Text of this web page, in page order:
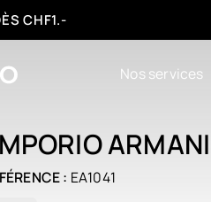
OU 12 FOIS
Nos services
ARMANI
: EA1041